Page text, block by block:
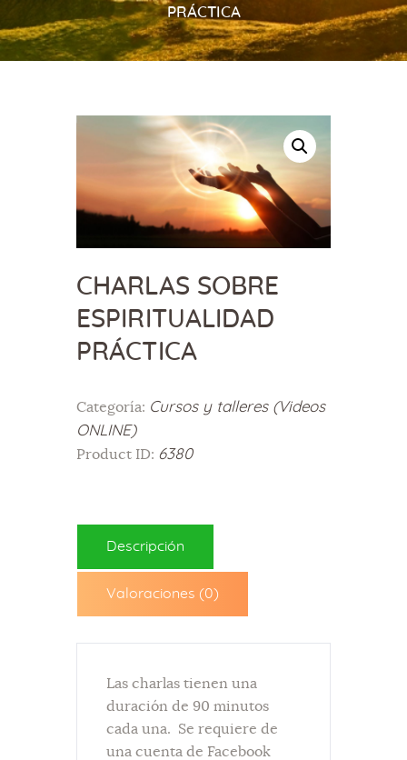
PRÁCTICA
CHARLAS SOBRE
ESPIRITUALIDAD
PRÁCTICA
Categoría: Cursos y talleres (Videos
ONLINE)
Product ID: 6380
Descripción
Valoraciones (0)
Las charlas tienen una
duración de 90 minutos
cada una. Se requiere de
una cuenta de Facebook